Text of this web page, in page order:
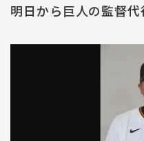
明日から巨人の監督